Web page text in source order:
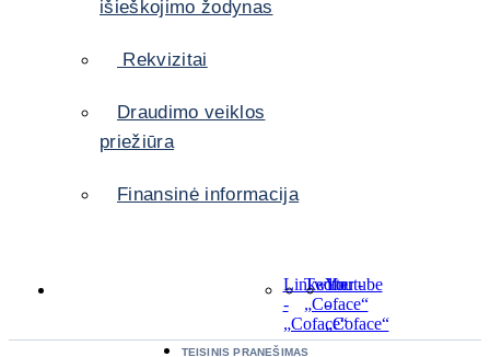
išieškojimo žodynas
Rekvizitai
Draudimo veiklos
priežiūra
Finansinė informacija
LinkedIn
-
„Coface“
Twitter-
„Coface“
Youtube
-
„Coface“
TEISINIS PRANEŠIMAS